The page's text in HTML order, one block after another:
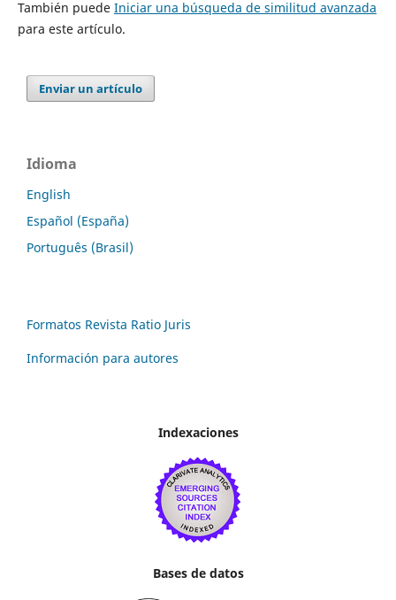
También puede Iniciar una búsqueda de similitud avanzada
para este artículo.
Enviar un artículo
Idioma
English
Español (España)
Português (Brasil)
Formatos Revista Ratio Juris
Información para autores
Indexaciones
Bases de datos